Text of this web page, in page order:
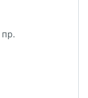
пр.